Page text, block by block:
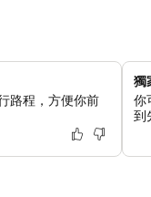
路程，方便你前
獨
你
到